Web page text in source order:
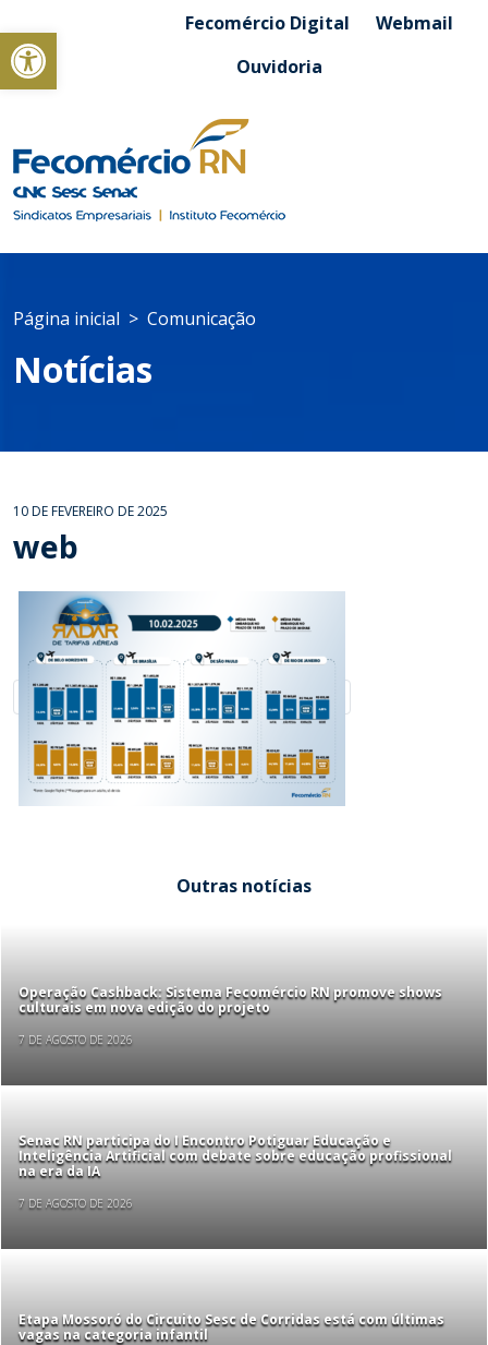
Abrir a barra de ferramentasFecomércio Digital
Webmail
Ouvidoria
Página inicial Comunicação
Notícias
10 DE FEVEREIRO DE 2025
web
Outras notícias
Operação Cashback: Sistema Fecomércio RN promove shows
culturais em nova edição do projeto
7 DE AGOSTO DE 2026
Senac RN participa do I Encontro Potiguar Educação e
Inteligência Artificial com debate sobre educação profissional
na era da IA
7 DE AGOSTO DE 2026
Etapa Mossoró do Circuito Sesc de Corridas está com últimas
vagas na categoria infantil